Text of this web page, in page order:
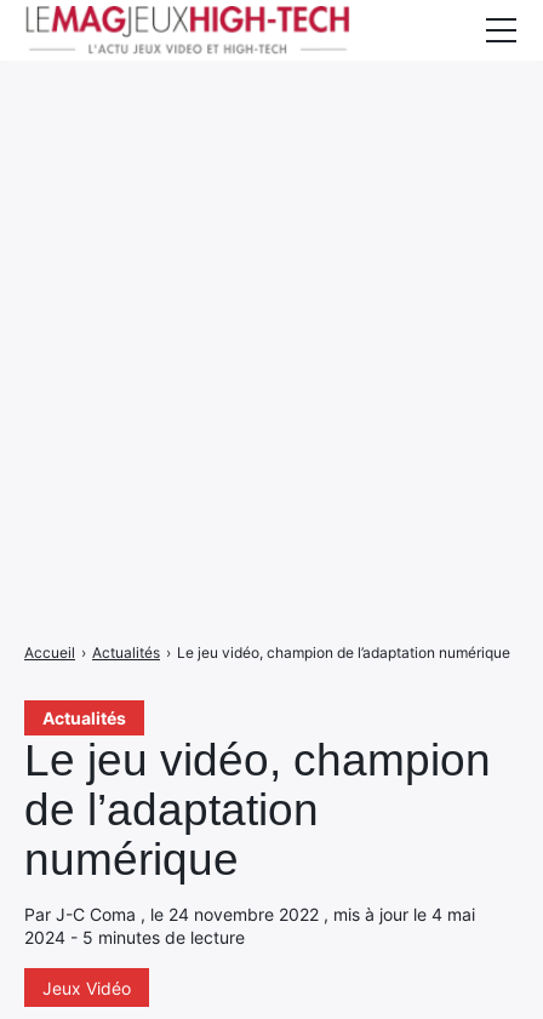
Actualités
Le jeu vidéo, champion
de l’adaptation
numérique
Par J-C Coma , le 24 novembre 2022 , mis à jour le 4 mai
2024 - 5 minutes de lecture
Jeux Vidéo
Accueil › Actualités › Le jeu vidéo, champion de l’adaptation numérique